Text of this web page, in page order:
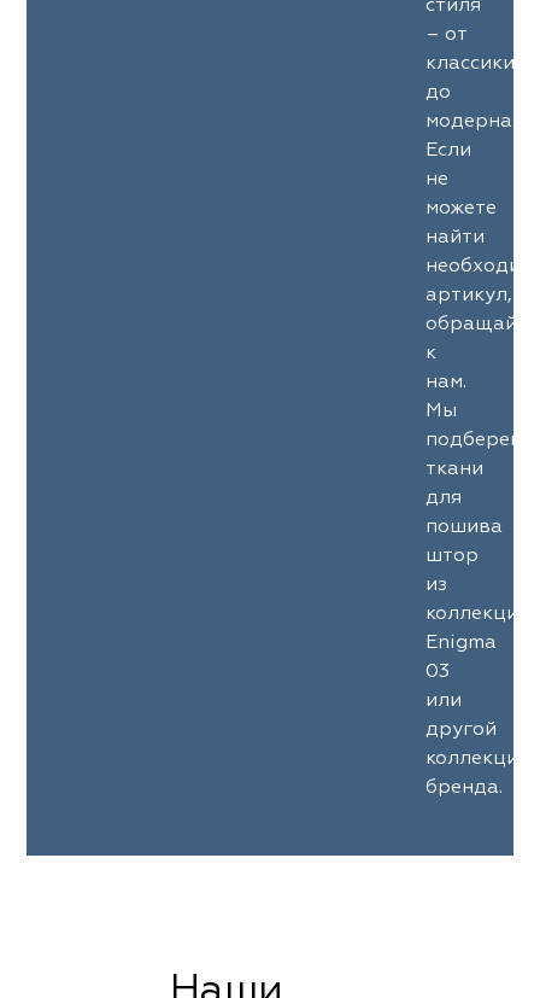
стиля
– от
классики
до
модерна.
Если
не
можете
найти
артикул,
к
нам.
Мы
подберем
ткани
для
пошива
штор
из
Enigma
03
или
другой
коллекции
бренда.